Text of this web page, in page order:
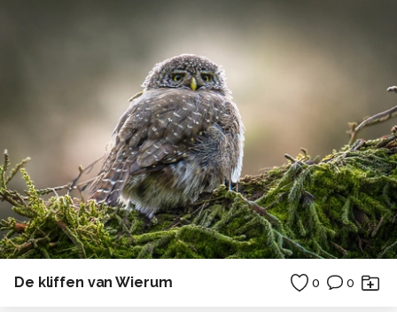
De kliffen van Wierum 0 0